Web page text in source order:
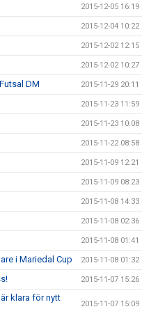
2015-12-05 16:19
2015-12-04 10:22
2015-12-02 12:15
2015-12-02 10:27
DM 2015-11-29 20:11
2015-11-23 11:59
2015-11-23 10:08
2015-11-22 08:58
2015-11-09 12:21
2015-11-09 08:23
2015-11-08 14:33
2015-11-08 02:36
2015-11-08 01:41
i Mariedal Cup 2015-11-08 01:32
2015-11-07 15:26
klara för nytt
2015-11-07 15:09